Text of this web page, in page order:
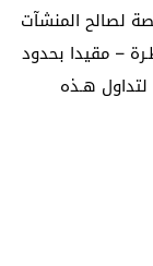
لصالح المنشآت
– مقيدا بحدود
هـذه